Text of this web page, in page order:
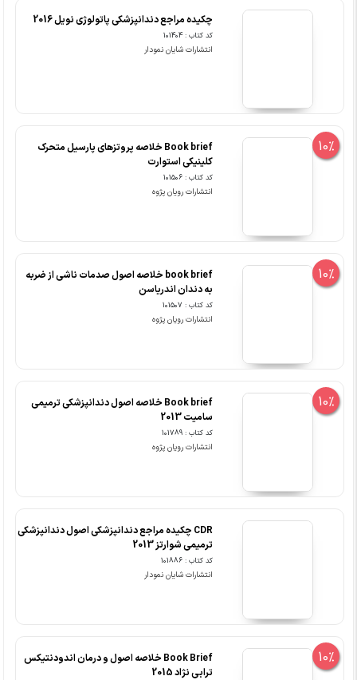
چکیده مراجع دندانپزشکی پاتولوژی نویل 2016
کد کتاب : 101404
انتشارات شایان نمودار
10%
Book brief خلاصه پروتزهای پارسیل متحرک
کلینیکی استوارت
کد کتاب : 101506
انتشارات رویان پژوه
10%
book brief خلاصه اصول صدمات ناشی از ضربه
به دندان اندریاسن
کد کتاب : 101507
انتشارات رویان پژوه
10%
Book brief خلاصه اصول دندانپزشکی ترمیمی
سامیت 2013
کد کتاب : 101789
انتشارات رویان پژوه
CDR چکیده مراجع دندانپزشکی اصول دندانپزشکی
ترمیمی شوارتز 2013
کد کتاب : 101886
انتشارات شایان نمودار
10%
Book Brief خلاصه اصول و درمان اندودنتیکس
ترابی نژاد 2015